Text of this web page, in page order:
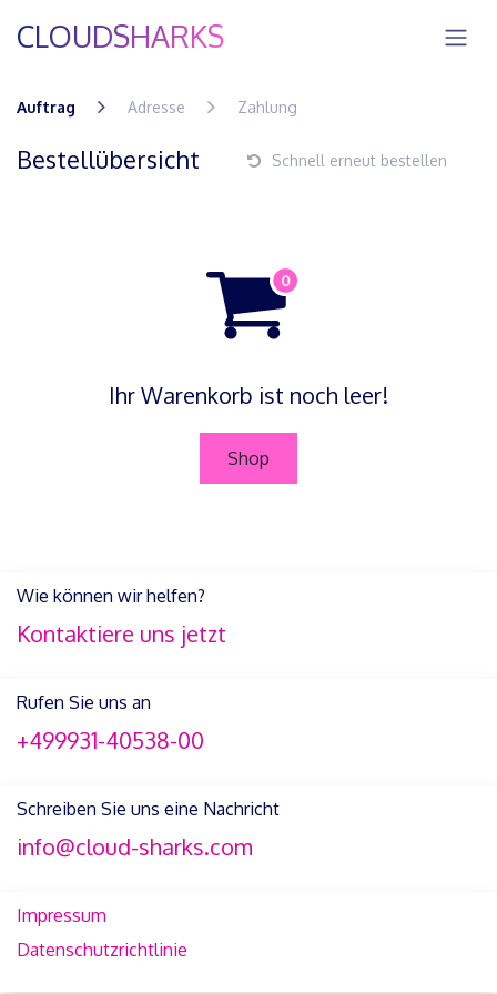
CLOUDSHARKS
Auftrag Adresse Zahlung
Bestellübersicht Schnell erneut bestellen
Ihr Warenkorb ist noch leer!
Shop
Wie können wir helfen?
Kontaktiere uns jetzt
Rufen Sie uns an
+499931-40538-00
Schreiben Sie uns eine Nachricht
info@cloud-sharks.com
Impressum
Datenschutzrichtlinie